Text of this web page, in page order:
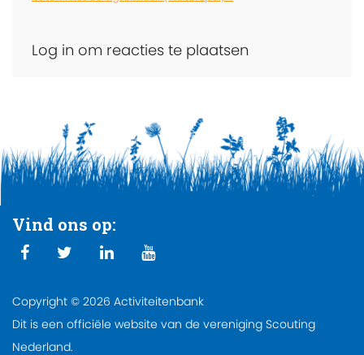
Log in om reacties te plaatsen
Vind ons op:
Copyright © 2026 Activiteitenbank
Dit is een officiële website van de vereniging Scouting
Nederland.